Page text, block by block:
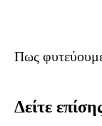
Πως
Δείτε